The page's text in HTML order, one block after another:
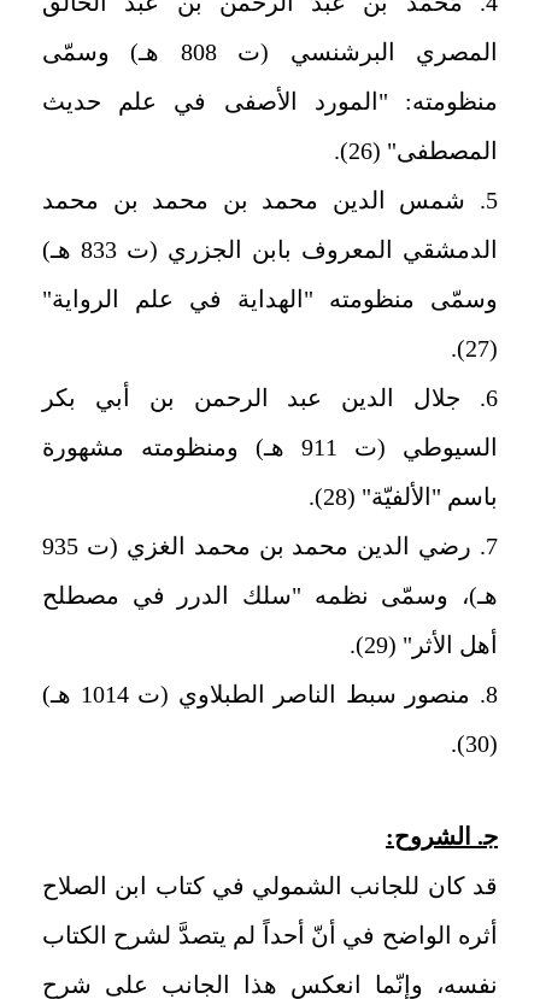
المصري البرشنسي (ت 808 هـ) وسمّى
منظومته: "المورد الأصفى في علم حديث
المصطفى" (26).
5. شمس الدين محمد بن محمد بن محمد
الدمشقي المعروف بابن الجزري (ت 833 هـ)
وسمّى منظومته "الهداية في علم الرواية"
(27).
6. جلال الدين عبد الرحمن بن أبي بكر
السيوطي (ت 911 هـ) ومنظومته مشهورة
باسم "الألفيّة" (28).
7. رضي الدين محمد بن محمد الغزي (ت 935
هـ)، وسمّى نظمه "سلك الدرر في مصطلح
أهل الأثر" (29).
8. منصور سبط الناصر الطبلاوي (ت 1014 هـ)
(30).
ج‍. الشروح:
قد كان للجانب الشمولي في كتاب ابن الصلاح
أثره الواضح في أنّ أحداً لم يتصدَّ لشرح الكتاب
نفسه، وإنّما انعكس هذا الجانب على شرح